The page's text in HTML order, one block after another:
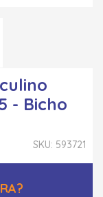
- Bicho
SKU: 593721